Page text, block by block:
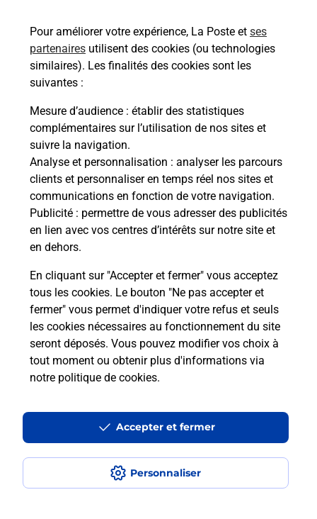
Pour améliorer votre expérience, La Poste et ses
partenaires utilisent des cookies (ou technologies
similaires). Les finalités des cookies sont les
suivantes :
Mesure d’audience : établir des statistiques
complémentaires sur l’utilisation de nos sites et
suivre la navigation.
Analyse et personnalisation : analyser les parcours
clients et personnaliser en temps réel nos sites et
communications en fonction de votre navigation.
Publicité : permettre de vous adresser des publicités
en lien avec vos centres d’intérêts sur notre site et
en dehors.
En cliquant sur "Accepter et fermer" vous acceptez
tous les cookies. Le bouton "Ne pas accepter et
fermer" vous permet d'indiquer votre refus et seuls
les cookies nécessaires au fonctionnement du site
seront déposés. Vous pouvez modifier vos choix à
tout moment ou obtenir plus d'informations via
notre politique de cookies.
Personnaliser
Accepter et fermer
La téléassistance classique avec
médaillon d’alarme qu’est ce que
c’est ?
Comment fonctionne la
téléassistance classique ?
Comment est installée la
téléassistance classique ?
Localiser Liste
Liste - téléassistance
Maine-et-Loire - téléassistance
Montreuil Bellay - téléassistance
Accessibilité : partiellement conforme
Conditions contractuelles
Mentions légales